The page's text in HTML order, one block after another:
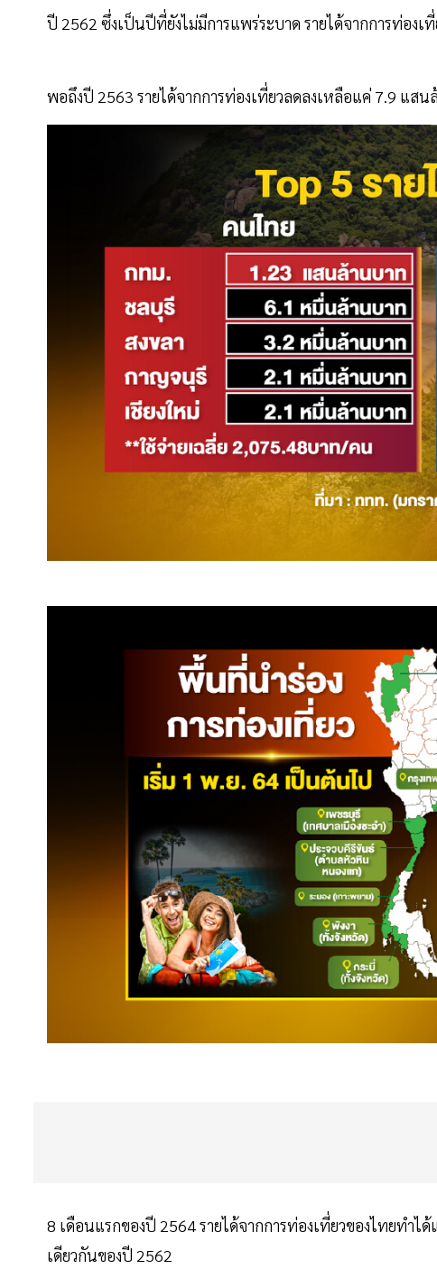
ปี 2562 ซึ่งเป็นปีที่ยังไม่มีการแพร่ระบาด รายได้จากการท่องเ
พอถึงปี 2563 รายได้จากการท่องเที่ยวลดลงเหลือแค่ 7.9 แส
8 เดือนแรกของปี 2564 รายได้จากการท่องเที่ยวของไทยทำ
เดียวกันของปี 2562